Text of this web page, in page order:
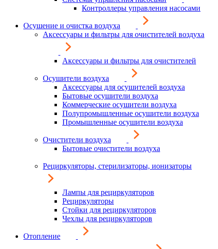
Контроллеры управления насосами
Осушение и очистка воздуха
Аксессуары и фильтры для очистителей воздуха
Аксессуары и фильтры для очистителей
Осушители воздуха
Аксессуары для осушителей воздуха
Бытовые осушители воздуха
Коммерческие осушители воздуха
Полупромышленные осушители воздуха
Промышленные осушители воздуха
Очистители воздуха
Бытовые очистители воздуха
Рециркуляторы, стерилизаторы, ионизаторы
Лампы для рециркуляторов
Рециркуляторы
Стойки для рециркуляторов
Чехлы для рециркуляторов
Отопление